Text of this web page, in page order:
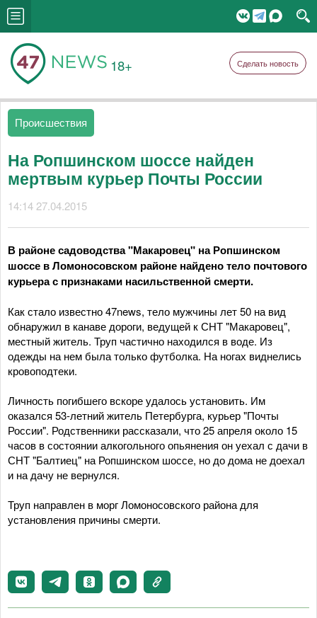
18+ Сделать новость
Происшествия
На Ропшинском шоссе найден
мертвым курьер Почты России
14:14 27.04.2015
В районе садоводства "Макаровец" на Ропшинском
шоссе в Ломоносовском районе найдено тело почтового
курьера с признаками насильственной смерти.
Как стало известно 47news, тело мужчины лет 50 на вид
обнаружил в канаве дороги, ведущей к СНТ "Макаровец",
местный житель. Труп частично находился в воде. Из
одежды на нем была только футболка. На ногах виднелись
кровоподтеки.
Личность погибшего вскоре удалось установить. Им
оказался 53-летний житель Петербурга, курьер "Почты
России". Родственники рассказали, что 25 апреля около 15
часов в состоянии алкогольного опьянения он уехал с дачи в
СНТ "Балтиец" на Ропшинском шоссе, но до дома не доехал
и на дачу не вернулся.
Труп направлен в морг Ломоносовского района для
установления причины смерти.